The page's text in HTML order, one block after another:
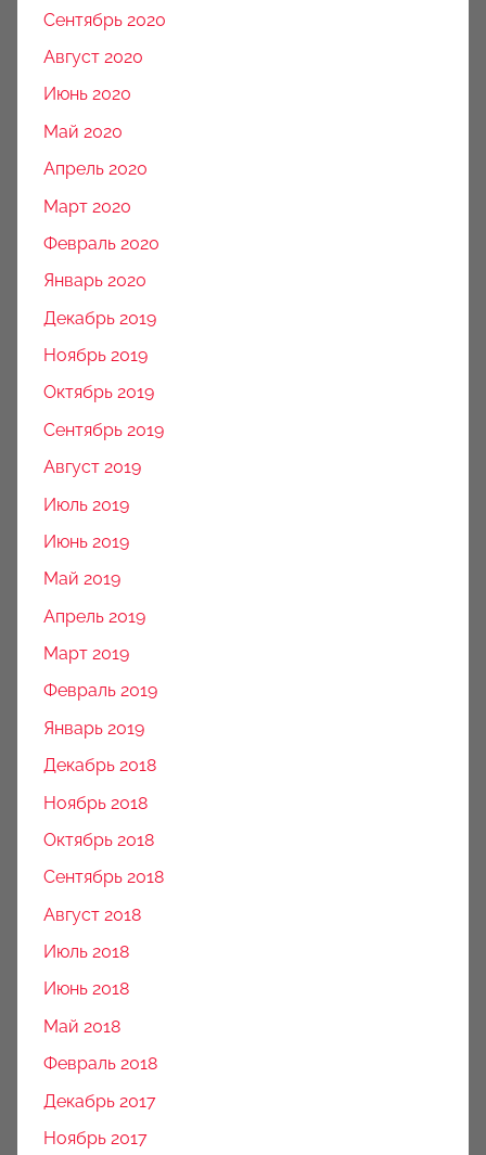
Сентябрь 2020
Август 2020
Июнь 2020
Май 2020
Апрель 2020
Март 2020
Февраль 2020
Январь 2020
Декабрь 2019
Ноябрь 2019
Октябрь 2019
Сентябрь 2019
Август 2019
Июль 2019
Июнь 2019
Май 2019
Апрель 2019
Март 2019
Февраль 2019
Январь 2019
Декабрь 2018
Ноябрь 2018
Октябрь 2018
Сентябрь 2018
Август 2018
Июль 2018
Июнь 2018
Май 2018
Февраль 2018
Декабрь 2017
Ноябрь 2017